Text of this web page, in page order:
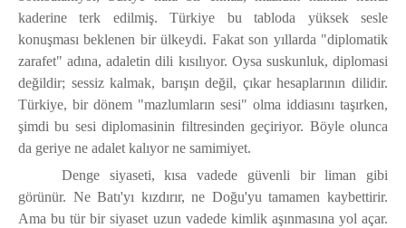
kaderine terk edilmiş. Türkiye bu tabloda yüksek sesle
konuşması beklenen bir ülkeydi. Fakat son yıllarda "diplomatik
zarafet" adına, adaletin dili kısılıyor. Oysa suskunluk, diplomasi
değildir; sessiz kalmak, barışın değil, çıkar hesaplarının dilidir.
Türkiye, bir dönem "mazlumların sesi" olma iddiasını taşırken,
şimdi bu sesi diplomasinin filtresinden geçiriyor. Böyle olunca
da geriye ne adalet kalıyor ne samimiyet.
Denge siyaseti, kısa vadede güvenli bir liman gibi
görünür. Ne Batı'yı kızdırır, ne Doğu'yu tamamen kaybettirir.
Ama bu tür bir siyaset uzun vadede kimlik aşınmasına yol açar.